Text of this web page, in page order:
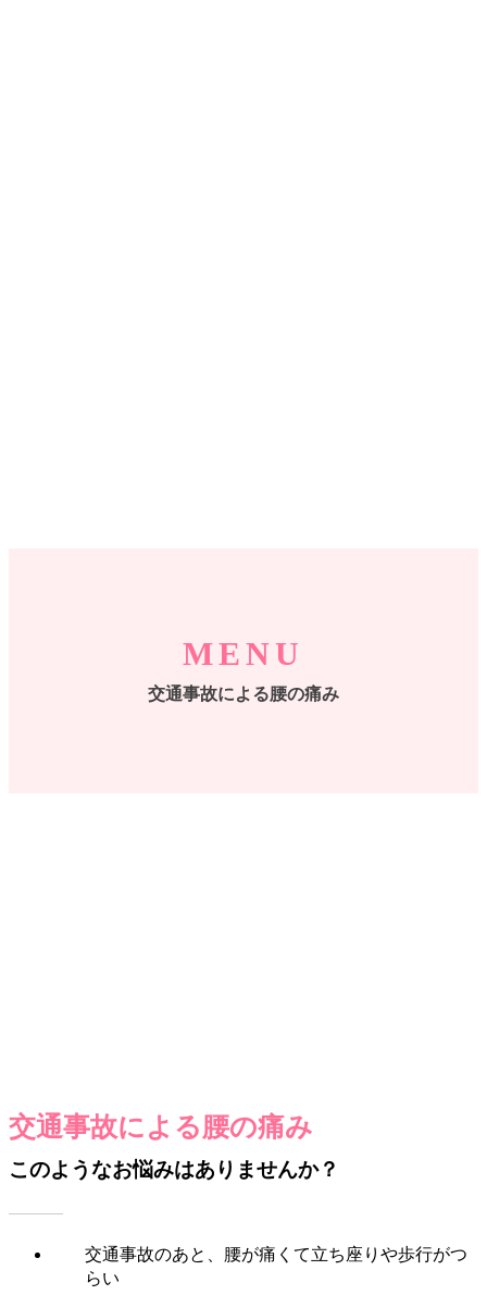
MENU
交通事故による腰の痛み
交通事故による腰の痛み
このようなお悩みはありませんか？
交通事故のあと、腰が痛くて立ち座りや歩行がつ
らい